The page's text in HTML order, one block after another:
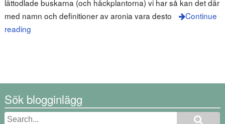
lättodlade buskarna (och häckplantorna) vi har så kan det där
med namn och definitioner av aronia vara desto
Continue
reading
Sök blogginlägg